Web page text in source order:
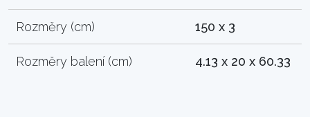
Rozměry (cm) 150 x 3
Rozměry balení (cm) 4.13 x 20 x 60.33